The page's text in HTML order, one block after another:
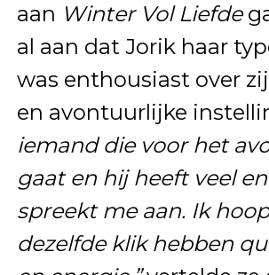
aan Winter Vol Liefde
al aan dat Jorik haar
was enthousiast over
en avontuurlijke
iemand die voor het
gaat en hij heeft veel
spreekt me aan. Ik
dezelfde klik hebben